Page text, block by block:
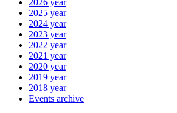
2026 year
2025 year
2024 year
2023 year
2022 year
2021 year
2020 year
2019 year
2018 year
Events archive